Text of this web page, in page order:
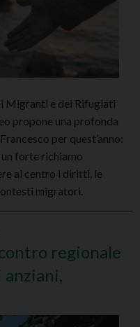
Migranti e dei Rifugiati
propone una profonda
per quest’anno:
un forte richiamo
al centro i diritti, le
migratori.
regionale
anziani,